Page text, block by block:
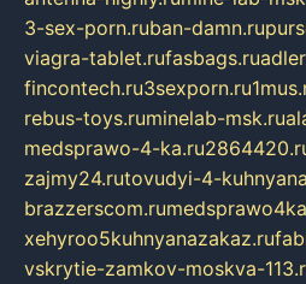
3-sex-porn.ruban-damn.ru
viagra-tablet.rufasbags.ru
fincontech.ru3sexporn.ru
rebus-toys.ruminelab-msk.ru
medsprawo-4-ka.ru
zajmy24.rutovudyi-4-
brazzerscom.ru
xehyroo5kuhnyanazakaz.ru
vskrytie-zamkov-moskva-